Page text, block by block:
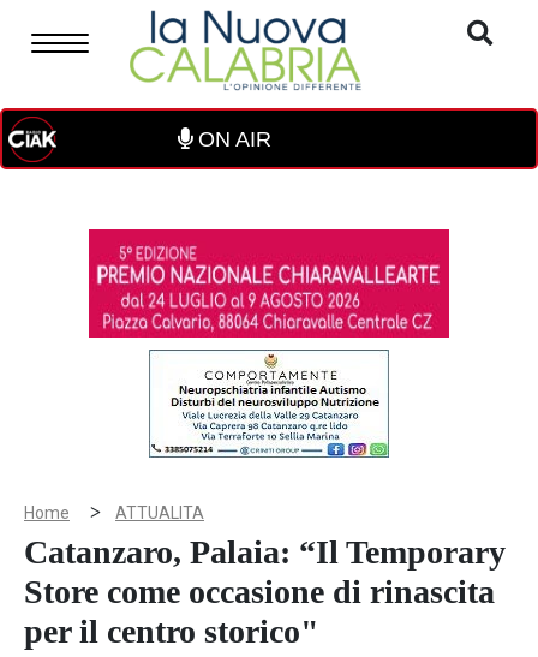
ON AIR
Home > ATTUALITA
Catanzaro, Palaia: “Il Temporary
Store come occasione di rinascita
per il centro storico"